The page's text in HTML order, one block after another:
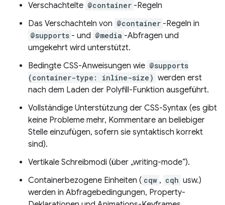
Verschachtelte @container -Regeln
Das Verschachteln von @container -Regeln in
@supports - und @media -Abfragen und
umgekehrt wird unterstützt.
Bedingte CSS-Anweisungen wie @supports
(container-type: inline-size) werden erst
nach dem Laden der Polyfill-Funktion ausgeführt.
Vollständige Unterstützung der CSS-Syntax (es gibt
keine Probleme mehr, Kommentare an beliebiger
Stelle einzufügen, sofern sie syntaktisch korrekt
sind).
Vertikale Schreibmodi (über „writing-mode“).
Containerbezogene Einheiten ( cqw , cqh usw.)
werden in Abfragebedingungen, Property-